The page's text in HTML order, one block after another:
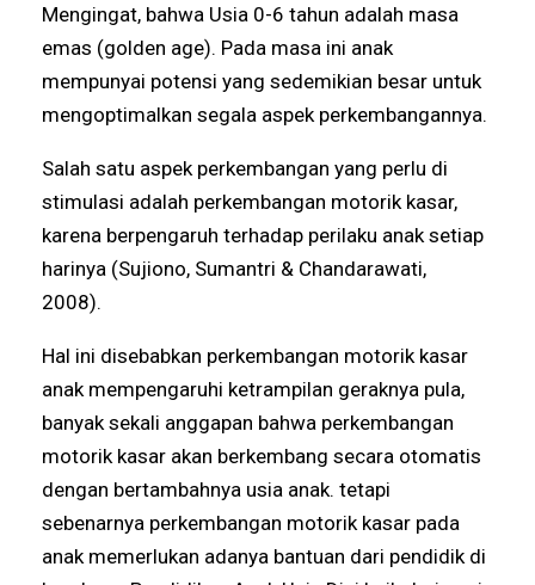
Mengingat, bahwa Usia 0-6 tahun adalah masa
emas (golden age). Pada masa ini anak
mempunyai potensi yang sedemikian besar untuk
mengoptimalkan segala aspek perkembangannya.
Salah satu aspek perkembangan yang perlu di
stimulasi adalah perkembangan motorik kasar,
karena berpengaruh terhadap perilaku anak setiap
harinya (Sujiono, Sumantri & Chandarawati,
2008).
Hal ini disebabkan perkembangan motorik kasar
anak mempengaruhi ketrampilan geraknya pula,
banyak sekali anggapan bahwa perkembangan
motorik kasar akan berkembang secara otomatis
dengan bertambahnya usia anak. tetapi
sebenarnya perkembangan motorik kasar pada
anak memerlukan adanya bantuan dari pendidik di